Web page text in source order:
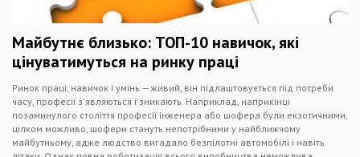
Майбутнє близько: ТОП-10 навичок, які
цінуватимуться на ринку праці
Ринок праці, навичок і умінь — живий, він підлаштовується під потреби
часу, професії з'являються і зникають. Наприклад, наприкінці
позаминулого століття професії інженера або шофера були екзотичними,
цілком можливо, шофери стануть непотрібними у найближчому
майбутньому, адже людство вигадало безпілотні автомобілі і навіть